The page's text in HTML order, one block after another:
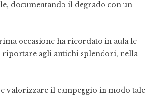
documentando il degrado con un
occasione ha ricordato in aula le
riportare agli antichi splendori, nella
valorizzare il campeggio in modo tale